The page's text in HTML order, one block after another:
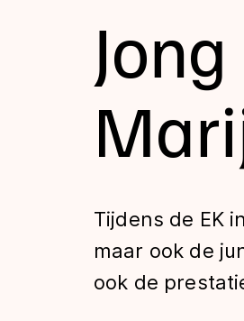
Tijden
De
Tijdens de EK
maar ook de
ook de